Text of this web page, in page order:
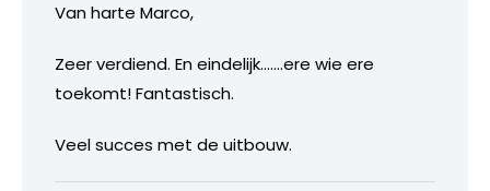
Van harte Marco,
Zeer verdiend. En eindelijk…….ere wie ere
toekomt! Fantastisch.
Veel succes met de uitbouw.